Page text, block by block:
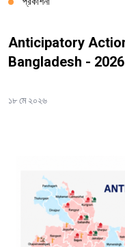
Anticipatory
Bangladesh - 2026
১৮ মে ২০২৬